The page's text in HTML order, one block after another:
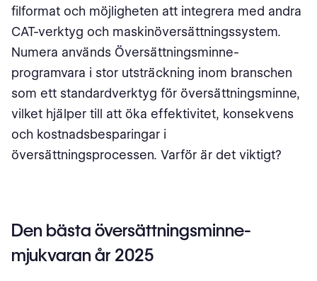
filformat och möjligheten att integrera med andra
CAT-verktyg och maskinöversättningssystem.
Numera används Översättningsminne-
programvara i stor utsträckning inom branschen
som ett standardverktyg för översättningsminne,
vilket hjälper till att öka effektivitet, konsekvens
och kostnadsbesparingar i
översättningsprocessen. Varför är det viktigt?
Den bästa översättningsminne-
mjukvaran år 2025